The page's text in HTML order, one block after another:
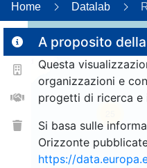
Home Datalab
A proposito
Questa
organizzazioni e
progetti di ricerca e
Si basa sulle
Orizzonte
https://